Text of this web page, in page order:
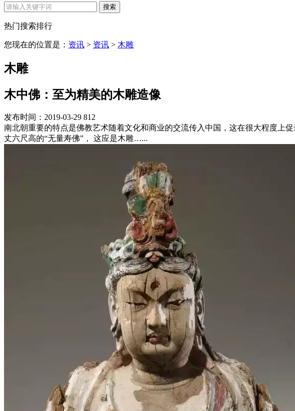
热门搜索排行
您现在的位置是： 资讯 > 资讯 > 木雕
木雕
木中佛：至为精美的木雕造像
发布时间：2019-03-29 812
南北朝重要的特点是佛教艺术随着文化和商业的交流传入中国，这在很大程度上
丈六尺高的“无量寿佛”， 这应是木雕…...